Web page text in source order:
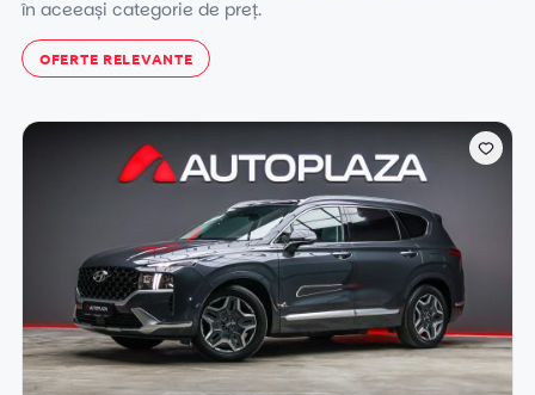
în aceeași categorie de preț.
OFERTE RELEVANTE